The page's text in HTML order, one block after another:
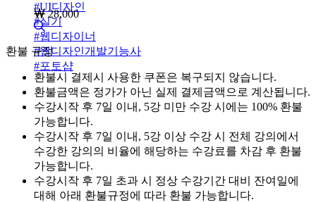
#UI디자인
#실기
#웹디자이너
#웹디자인개발기능사
#포토샵
28,000
환불 규정
환불시 결제시 사용한 쿠폰은 복구되지 않습니다.
환불금액은 정가가 아닌 실제 결제금액으로 계산됩니다.
수강시작 후 7일 이내, 5강 미만 수강 시에는 100% 환불
가능합니다.
수강시작 후 7일 이내, 5강 이상 수강 시 전체 강의에서
수강한 강의의 비율에 해당하는 수강료를 차감 후 환불
가능합니다.
수강시작 후 7일 초과 시 정상 수강기간 대비 잔여일에
대해 아래 환불규정에 따라 환불 가능합니다.